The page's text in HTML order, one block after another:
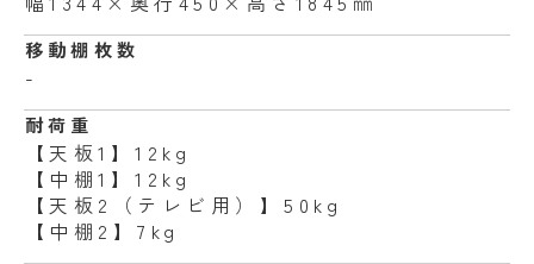
移動棚枚数
-
耐荷重
【天板1】12kg
【中棚1】12kg
【天板2（テレビ用）】50kg
【中棚2】7kg